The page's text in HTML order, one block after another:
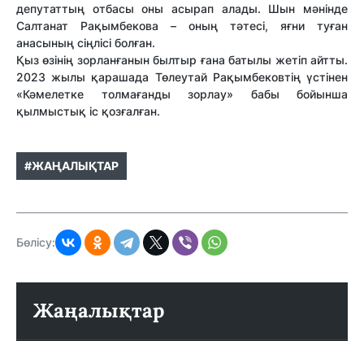
депутаттың отбасы оны асырап алады. Шын мәнінде
Салтанат Рақымбекова – оның тәтесі, яғни туған
анасының сіңлісі болған.
Қыз өзінің зорланғанын былтыр ғана батылы жетіп айтты.
2023 жылы қарашада Төлеутай Рақымбековтің үстінен
«Кәмелетке толмағанды зорлау» бабы бойынша
қылмыстық іс қозғалған.
#ЖАҢАЛЫҚТАР
Бөлісу:
Жаңалықтар